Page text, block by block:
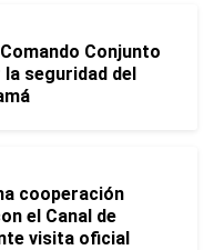
Conjunto
seguridad del
cooperación
el Canal de
visita oficial